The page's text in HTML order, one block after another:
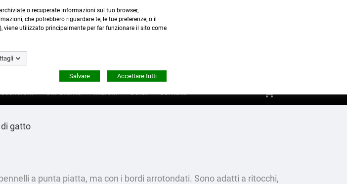
- 345 8167305 -info@ardecora.it
Chi Siamo Marchi Corsi Contatti shopping_cart
gatto
a punta piatta, ma con i bordi arrotondati. Sono adatti a ritocchi,
o recuperate informazioni sul tuo browser,
che potrebbero riguardare te, le tue preferenze, o il
viene utilizzato principalmente per far funzionare il sito come
Accettare tutti
Salvare